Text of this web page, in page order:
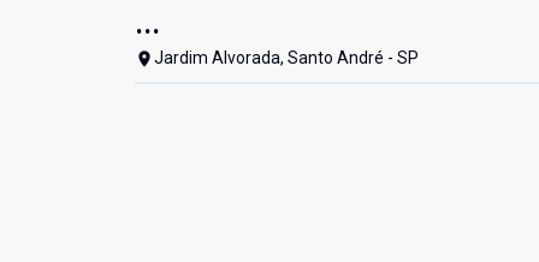
...
Jardim Alvorada, Santo André - SP